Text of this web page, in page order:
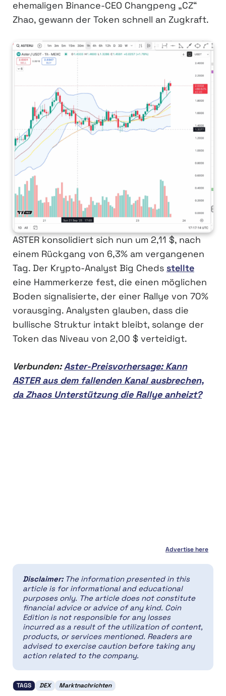
ehemaligen Binance-CEO Changpeng „CZ“
Zhao, gewann der Token schnell an Zugkraft.
ASTER konsolidiert sich nun um 2,11 $, nach
einem Rückgang von 6,3% am vergangenen
Tag. Der Krypto-Analyst Big Cheds stellte
eine Hammerkerze fest, die einen möglichen
Boden signalisierte, der einer Rallye von 70%
vorausging. Analysten glauben, dass die
bullische Struktur intakt bleibt, solange der
Token das Niveau von 2,00 $ verteidigt.
Verbunden:Aster-Preisvorhersage: Kann
ASTER aus dem fallenden Kanal ausbrechen,
da Zhaos Unterstützung die Rallye anheizt?
Advertise here
Disclaimer: The information presented in this
article is for informational and educational
purposes only. The article does not constitute
financial advice or advice of any kind. Coin
Edition is not responsible for any losses
incurred as a result of the utilization of content,
products, or services mentioned. Readers are
advised to exercise caution before taking any
action related to the company.
TAGS DEX Marktnachrichten